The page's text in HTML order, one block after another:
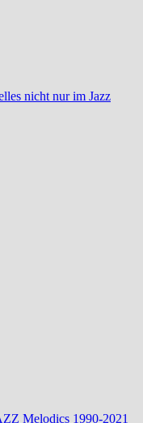
nicht nur im Jazz
Melodics 1990-2021